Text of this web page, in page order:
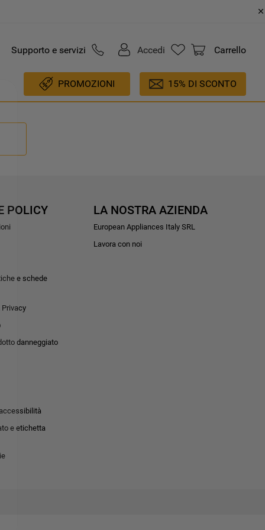
Supporto e servizi Accedi Carrello
PROMOZIONI 15% DI SCONTO
POLICY
e schede
danneggiato
e etichetta
LA NOSTRA AZIENDA
European Appliances Italy SRL
Lavora con noi